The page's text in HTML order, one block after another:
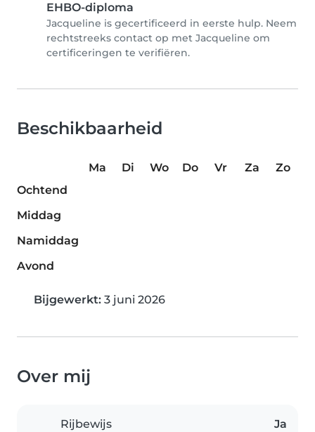
EHBO-diploma
Jacqueline is gecertificeerd in eerste hulp. Neem
rechtstreeks contact op met Jacqueline om
certificeringen te verifiëren.
Beschikbaarheid
Ma Di Wo Do Vr Za
Zo
Ochtend
Middag
Namiddag
Avond
Bijgewerkt: 3 juni 2026
Over mij
Rijbewijs Ja